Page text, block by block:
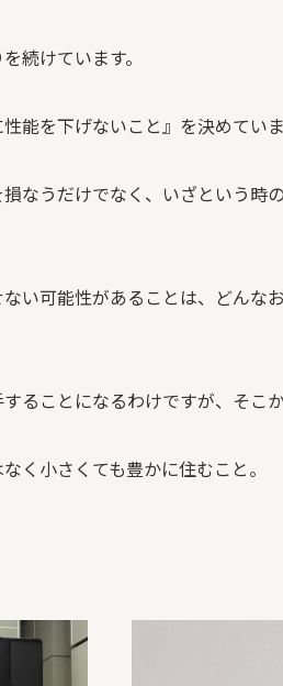
続けています。
能を下げないこと』を決めていま
なうだけでなく、いざという時
い可能性があることは、どんな
ることになるわけですが、そこ
く小さくても豊かに住むこと。